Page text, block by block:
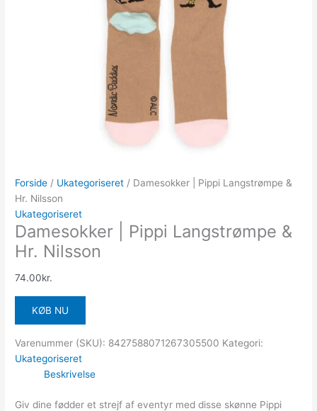
Forside / Ukategoriseret / Damesokker | Pippi Langstrømpe &
Hr. Nilsson
Ukategoriseret
Damesokker | Pippi Langstrømpe &
Hr. Nilsson
74.00kr.
KØB NU
Varenummer (SKU): 8427588071267305500 Kategori:
Ukategoriseret
Beskrivelse
Giv dine fødder et strejf af eventyr med disse skønne Pippi